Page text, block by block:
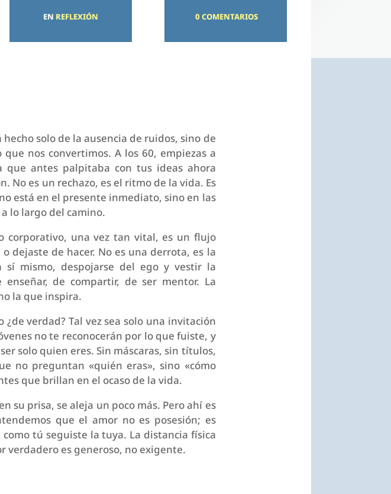
EN REFLEXIÓN 0 COMENTARIOS
solo de la ausencia de ruidos, sino de
nos convertimos. A los 60, empiezas a
antes palpitaba con tus ideas ahora
No es un rechazo, es el ritmo de la vida. Es
está en el presente inmediato, sino en las
lo largo del camino.
corporativo, una vez tan vital, es un flujo
dejaste de hacer. No es una derrota, es la
mismo, despojarse del ego y vestir la
de compartir, de ser mentor. La
la que inspira.
verdad? Tal vez sea solo una invitación
no te reconocerán por lo que fuiste, y
solo quien eres. Sin máscaras, sin títulos,
no preguntan «quién eras», sino «cómo
que brillan en el ocaso de la vida.
su prisa, se aleja un poco más. Pero ahí es
que el amor no es posesión; es
tú seguiste la tuya. La distancia física
verdadero es generoso, no exigente.